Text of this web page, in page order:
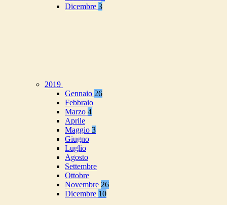
Dicembre 3
2019
Gennaio 26
Febbraio
Marzo 4
Aprile
Maggio 3
Giugno
Luglio
Agosto
Settembre
Ottobre
Novembre 26
Dicembre 10